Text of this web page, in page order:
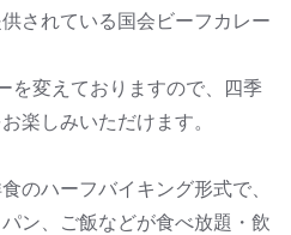
されている国会ビーフカレー
を変えておりますので、四季
楽しみいただけます。
のハーフバイキング形式で、
ン、ご飯などが食べ放題・飲